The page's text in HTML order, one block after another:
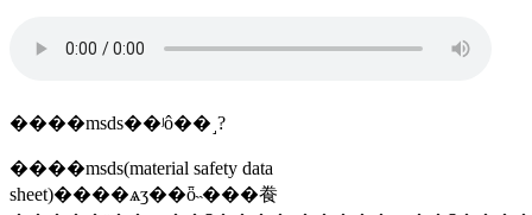
����msds��ʲô��˼?
����msds(material safety data
sheet)����ѧʒ��ȫ˵���飬